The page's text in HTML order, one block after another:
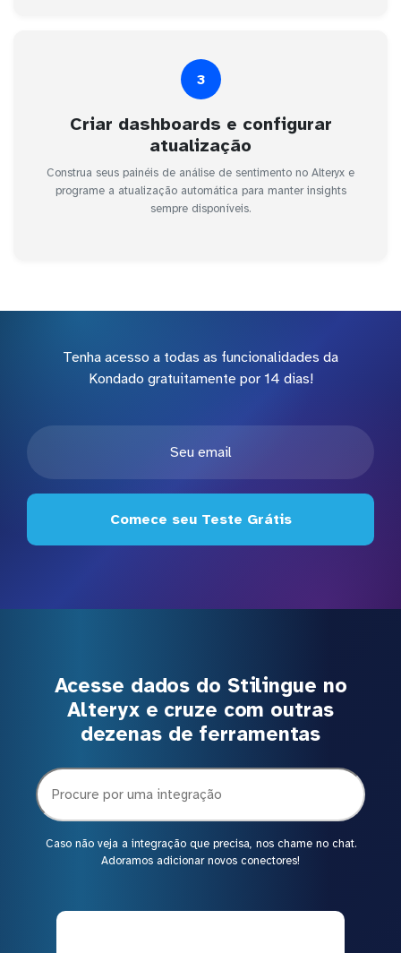
3
Criar dashboards e configurar
atualização
Construa seus painéis de análise de sentimento no Alteryx e
programe a atualização automática para manter insights
sempre disponíveis.
Tenha acesso a todas as funcionalidades da
Kondado gratuitamente por 14 dias!
Comece seu Teste Grátis
Acesse dados do Stilingue no
Alteryx e cruze com outras
dezenas de ferramentas
Caso não veja a integração que precisa, nos chame no chat.
Adoramos adicionar novos conectores!